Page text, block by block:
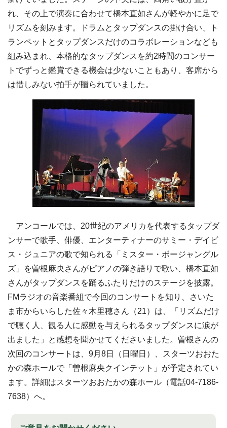
れ、その上で演奏に合わせて橋本直如さんが軽やかに足で
リズムを刻みます。ドラムとタップダンスの掛け合い、ト
ランペットとタップダンスだけのコラボレーションなども
組み込まれ、本格的なタップダンスを約2時間のコンサー
トでずっと鑑賞できる機会は少ないこともあり、客席から
は惜しみない拍手が贈られていました。
アンコールでは、20世紀のアメリカを代表するタップダ
ンサーで歌手、俳優、エンターティナーのサミー・デイビ
ス・ジュニアの歌で知られる「ミスター・ボージャングル
ズ」を曽根麻央さんがピアノの弾き語りで歌い、橋本直如
さんがタップダンスを踊るふたりだけのステージを披露。
FMラジオの音楽番組で今回のコンサートを知り、さいた
ま市からいらした佐々木里穂さん（21）は、「リズムだけ
で聴く人、観る人に感動を与えられるタップダンスに涙が
出ました」と感想を聞かせてくださいました。曽根さんの
次回のコンサートは、9月8日（日曜日）、スターツおおた
かの森ホールで「曽根麻央クインテット」が予定されてい
ます。詳細はスターツおおたかの森ホール（電話04‐7186-
7638）へ。